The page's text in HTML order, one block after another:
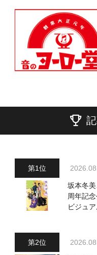
坂本冬
周年記
ビジュ